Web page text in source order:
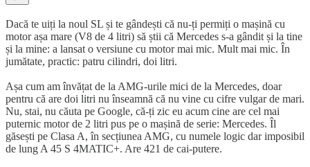
Dacă te uiți la noul SL și te gândești că nu-ți permiți o mașină cu
motor așa mare (V8 de 4 litri) să știi că Mercedes s-a gândit și la tine
și la mine: a lansat o versiune cu motor mai mic. Mult mai mic. În
jumătate, practic: patru cilindri, doi litri.
Așa cum am învățat de la AMG-urile mici de la Mercedes, doar
pentru că are doi litri nu înseamnă că nu vine cu cifre vulgar de mari.
Nu, stai, nu căuta pe Google, că-ți zic eu acum cine are cel mai
puternic motor de 2 litri pus pe o mașină de serie: Mercedes. Îl
găsești pe Clasa A, în secțiunea AMG, cu numele logic dar imposibil
de lung A 45 S 4MATIC+. Are 421 de cai-putere.